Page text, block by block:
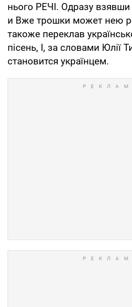
нього РЕЧІ. Одразу взявши
и Вже трошки может нею
такоже переклав
пісень, І, за словами Юлії
становится українцем.